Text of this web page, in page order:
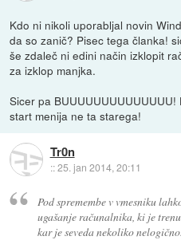
Kdo ni nikoli uporabljal novin
da so zanič? Pisec tega članka!
še zdaleč ni edini način izklopit
za izklop manjka.
Sicer pa
start menija ne ta starega!
Tr0n
::25. jan 2014, 20:11
Pod spremembe v vmesniku
ugašanje računalnika, ki je
kar je seveda nekoliko nelogično.